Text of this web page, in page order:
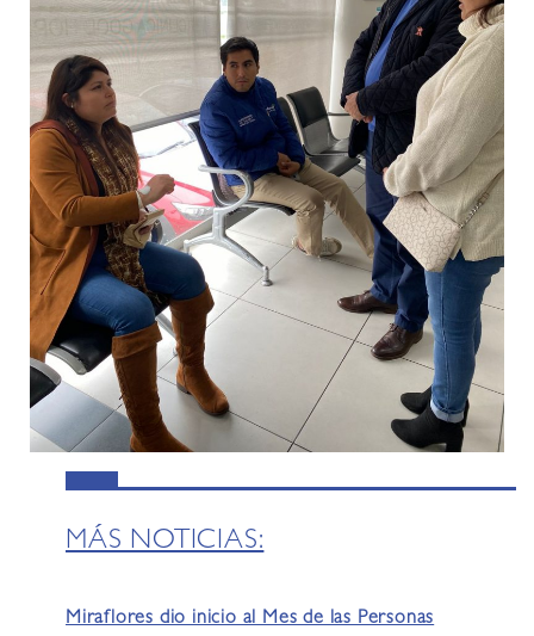
MÁS NOTICIAS:
Miraflores dio inicio al Mes de las Personas